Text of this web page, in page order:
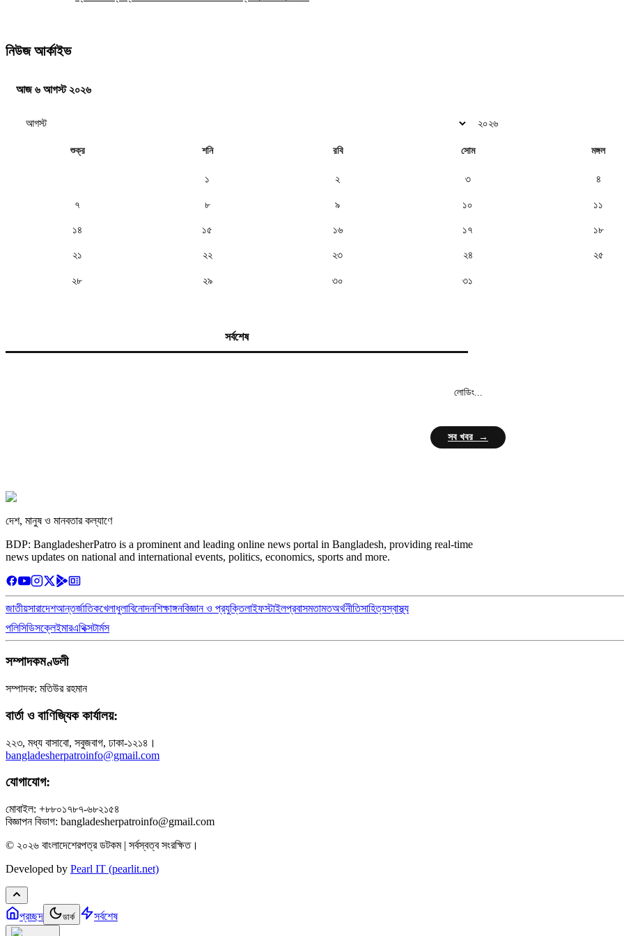
নিউজ আর্কাইভ
আজ ৬ আগস্ট ২০২৬
শুক্র শনি রবি সোম মঙ্গল
১ ২ ৩ ৪
৭ ৮ ৯ ১০ ১১
১৪ ১৫ ১৬ ১৭ ১৮
২১ ২২ ২৩ ২৪ ২৫
২৮ ২৯ ৩০ ৩১
সর্বশেষ
লোডিং...
সব খবর →
দেশ, মানুষ ও মানবতার কল্যাণে
BDP: BangladesherPatro is a prominent and leading online news portal in Bangladesh, providing real-time
news updates on national and international events, politics, economics, sports and more.
জাতীয়সারাদেশআন্তর্জাতিকখেলাধুলাবিনোদনশিক্ষাঙ্গনবিজ্ঞান ও প্রযুক্তিলাইফস্টাইলপ্রবাসমতামতঅর্থনীতিসাহিত্যস্বাস্থ্য
পলিসিডিসক্লেইমারএথিক্সটার্মস
সম্পাদকমণ্ডলী
সম্পাদক: মতিউর রহমান
বার্তা ও বাণিজ্যিক কার্যালয়:
২২৩, মধ্য বাসাবো, সবুজবাগ, ঢাকা-১২১৪।
bangladesherpatroinfo@gmail.com
যোগাযোগ:
মোবাইল: +৮৮০১৭৮৭-৬৮২১৫৪
বিজ্ঞাপন বিভাগ: bangladesherpatroinfo@gmail.com
© ২০২৬ বাংলাদেশেরপত্র ডটকম | সর্বস্বত্ব সংরক্ষিত।
Developed by Pearl IT (pearlit.net)
প্রচ্ছদ ডার্ক সর্বশেষ